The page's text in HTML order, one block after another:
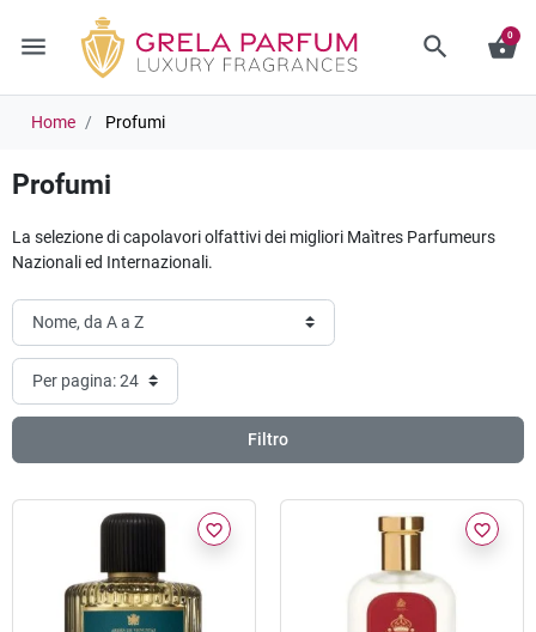
menu search shopping_basket
0
Home Profumi
Profumi
La selezione di capolavori olfattivi dei migliori Maìtres Parfumeurs
Nazionali ed Internazionali.
Filtro
favorite_border favorite_border